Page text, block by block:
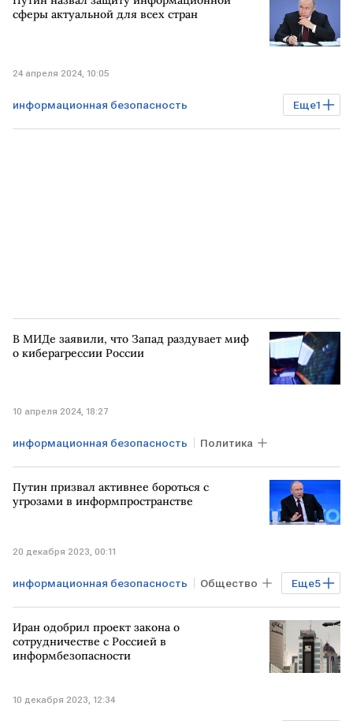
сферы актуальной для всех стран
24 апреля 2024, 10:05
Еще1
информационная безопасность
Владимир Путин
В МИДе заявили, что Запад раздувает миф
о киберагрессии России
10 апреля 2024, 18:27
информационная безопасность Политика
Путин призвал активнее бороться с
угрозами в информпространстве
20 декабря 2023, 00:11
Еще5
информационная безопасность Общество
Технологии Медиа Бизнес
Владимир Путин угроза
Иран одобрил проект закона о
сотрудничестве с Россией в
информбезопасности
10 декабря 2023, 12:34